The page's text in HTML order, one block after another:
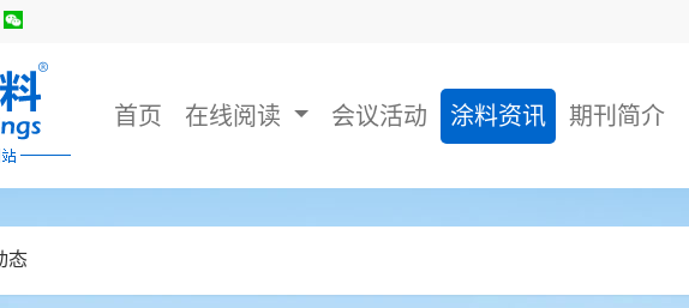
首页 在线阅读 会议活动 涂料资讯 期刊简介
态